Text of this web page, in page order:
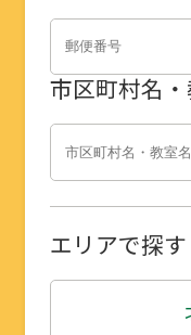
市区町村名
エリアで探す